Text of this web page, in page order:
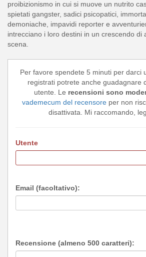
proibizionismo in cui si muove un nutrito
spietati gangster, sadici psicopatici,
demoniache, impavidi reporter e
intrecciano i loro destini in un crescendo di
scena.
Per favore spendete 5 minuti per darci
registrati potrete anche guadagnare
utente. Le recensioni sono
vademecum del recensoreper non
disattivata. Mi raccomando,
Utente
Email (facoltativo):
Recensione (almeno 500 caratteri):